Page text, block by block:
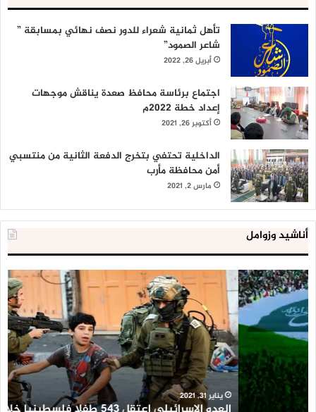
تأهل ثمانية شعراء للدور نصف نهائي بمسابقة ”
شاعر الصمود”
أبريل 26, 2022
اجتماع برئاسة محافظ صعدة يناقش موجهات
إعداد خطة 2022م
أكتوبر 26, 2021
الداخلية تحتفي بتخرج الدفعة الثانية من منتسبي
أمن محافظة مأرب
مارس 2, 2021
أناشيد وزوامل
العدو
الإسرائيلي
اعتقل
543
طفلا
فلسطينيا
خلال
2020
يناير 31, 2021